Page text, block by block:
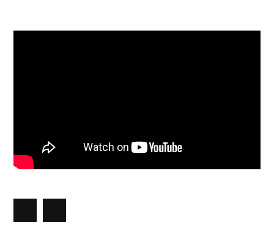
Slide